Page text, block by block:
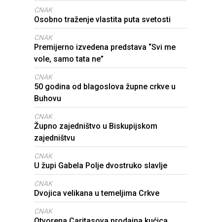
CNAK
Osobno traženje vlastita puta svetosti
CNAK
Premijerno izvedena predstava “Svi me
vole, samo tata ne”
CNAK
50 godina od blagoslova župne crkve u
Buhovu
CNAK
Župno zajedništvo u Biskupijskom
zajedništvu
CNAK
U župi Gabela Polje dvostruko slavlje
CNAK
Dvojica velikana u temeljima Crkve
CNAK